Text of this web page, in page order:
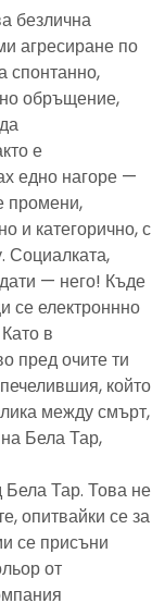
безлична
агресиране по
спонтанно,
обръщение,
е
едно нагоре —
промени,
и категорично, с
Социалката,
— него! Къде
се електроннно
в
пред очите ти
който
между смърт,
Бела Тар,
Бела Тар. Това не
опитвайки се за
се присъни
от